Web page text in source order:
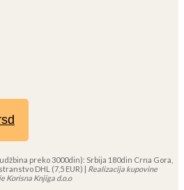
preko 3000din): Srbija 180din Crna Gora,
DHL (7,5 EUR) | Realizacija kupovine
Korisna Knjiga d.o.o